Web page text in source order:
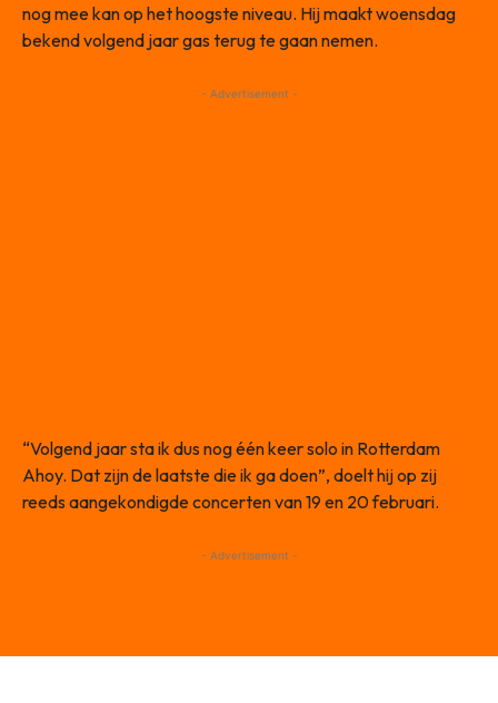
nog mee kan op het hoogste niveau. Hij maakt woensdag
bekend volgend jaar gas terug te gaan nemen.
- Advertisement -
“Volgend jaar sta ik dus nog één keer solo in Rotterdam
Ahoy. Dat zijn de laatste die ik ga doen”, doelt hij op zij
reeds aangekondigde concerten van 19 en 20 februari.
- Advertisement -